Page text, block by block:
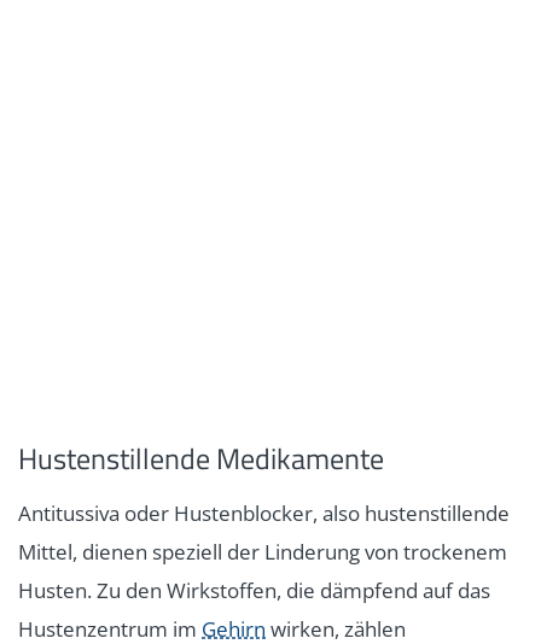
Hustenstillende Medikamente
Antitussiva oder Hustenblocker, also hustenstillende
Mittel, dienen speziell der Linderung von trockenem
Husten. Zu den Wirkstoffen, die dämpfend auf das
Hustenzentrum im Gehirn wirken, zählen